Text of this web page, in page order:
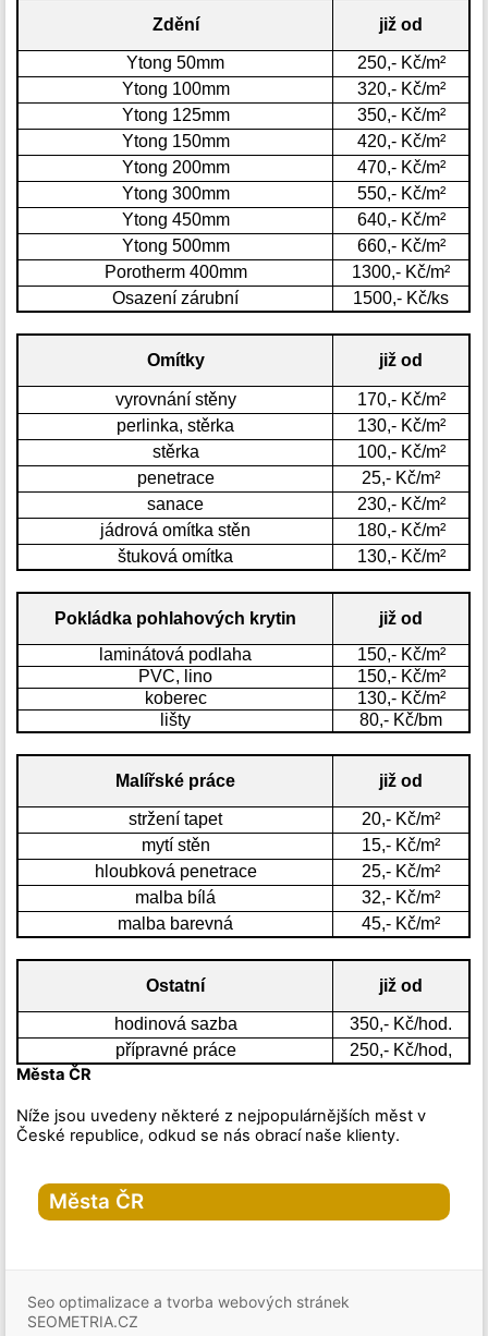
Zdění již od
Ytong 50mm
250,- Kč/m²
Ytong 100mm
320,- Kč/m²
Ytong 125mm
350,- Kč/m²
Ytong 150mm
420,- Kč/m²
Ytong 200mm
470,- Kč/m²
Ytong 300mm
550,- Kč/m²
Ytong 450mm
640,- Kč/m²
Ytong 500mm
660,- Kč/m²
Porotherm 400mm
1300,- Kč/m²
Osazení zárubní
1500,- Kč/ks
Omítky již od
vyrovnání stěny
170,- Kč/m²
perlinka, stěrka
130,- Kč/m²
stěrka
100,- Kč/m²
penetrace
25,- Kč/m²
sanace
230,- Kč/m²
jádrová omítka stěn
180,- Kč/m²
štuková omítka
130,- Kč/m²
Pokládka pohlahových krytin
již od
laminátová podlaha
150,- Kč/m²
PVC, lino
150,- Kč/m²
koberec
130,- Kč/m²
lišty
80,- Kč/bm
Malířské práce již od
stržení tapet
20,- Kč/m²
mytí stěn
15,- Kč/m²
hloubková penetrace
25,- Kč/m²
malba bílá
32,- Kč/m²
malba barevná
45,- Kč/m²
Ostatní již od
hodinová sazba
350,- Kč/hod.
přípravné práce
250,- Kč/hod,
Města ČR
Níže jsou uvedeny některé z nejpopulárnějších měst v
České republice, odkud se nás obrací naše klienty.
Města ČR
Praha-1
Praha-2
Seo optimalizace a tvorba webových stránek
SEOMETRIA.CZ